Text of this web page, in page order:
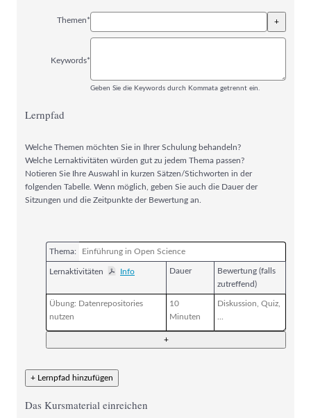
Themen* +
Keywords*
Geben Sie die Keywords durch Kommata getrennt ein.
Lernpfad
Welche Themen möchten Sie in Ihrer Schulung behandeln?
Welche Lernaktivitäten würden gut zu jedem Thema passen?
Notieren Sie Ihre Auswahl in kurzen Sätzen/Stichworten in der
folgenden Tabelle. Wenn möglich, geben Sie auch die Dauer der
Sitzungen und die Zeitpunkte der Bewertung an.
Thema:
Lernaktivitäten Info Dauer
Bewertung (falls
zutreffend)
+
+ Lernpfad hinzufügen
Das Kursmaterial einreichen